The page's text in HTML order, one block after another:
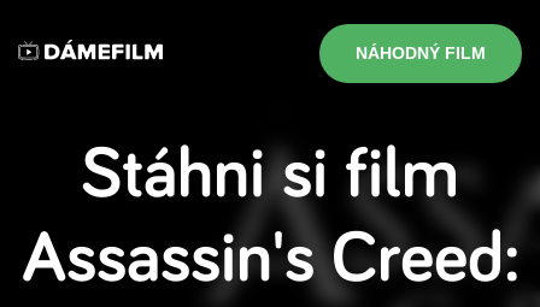
NÁHODNÝ FILM
Stáhni si film
Assassin's Creed: